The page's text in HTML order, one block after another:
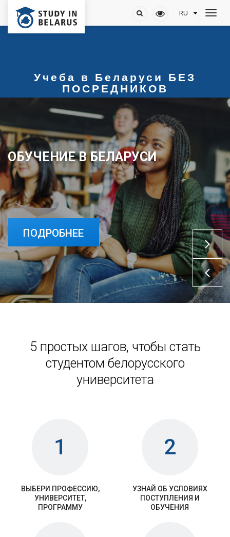
Учеба в Беларуси БЕЗ
ПОСРЕДНИКОВ
ОБУЧЕНИЕ В БЕЛАРУСИ
ПОДРОБНЕЕ
5 простых шагов, чтобы стать
студентом белорусского
университета
1
ВЫБЕРИ ПРОФЕССИЮ,
УНИВЕРСИТЕТ,
ПРОГРАММУ
2
УЗНАЙ ОБ УСЛОВИЯХ
ПОСТУПЛЕНИЯ И
ОБУЧЕНИЯ